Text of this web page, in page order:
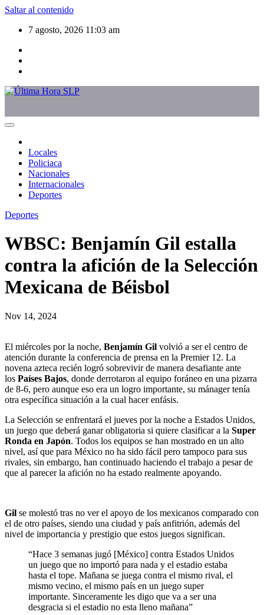
Saltar al contenido
7 agosto, 2026 11:03 am
Locales
Policiaca
Nacionales
Internacionales
Deportes
Deportes
WBSC: Benjamín Gil estalla
contra la afición de la Selección
Mexicana de Béisbol
Nov 14, 2024
El miércoles por la noche, Benjamín Gil volvió a ser el centro de
atención durante la conferencia de prensa en la Premier 12. La
novena azteca recién logró sobrevivir de manera desafiante ante
los Países Bajos, donde derrotaron al equipo foráneo en una pizarra
de 8-6, pero aunque eso era un logro importante, su mánager tenía
otra específica situación a la cual hacer enfásis.
La Selección se enfrentará el jueves por la noche a Estados Unidos,
un juego que deberá ganar obligatoria si quiere clasificar a la Super
Ronda en Japón. Todos los equipos se han mostrado en un alto
nivel, así que para México no ha sido fácil pero tampoco para sus
rivales, sin embargo, han continuado haciendo el trabajo a pesar de
que al parecer la afición no ha estado realmente apoyando.
Gil se molestó tras no ver el apoyo de los mexicanos comparado con
el de otro países, siendo una ciudad y país anfitrión, además del
nivel de importancia y prestigio que estos juegos significan.
“Hace 3 semanas jugó [México] contra Estados Unidos
un juego que no importó para nada y el estadio estaba
hasta el tope. Mañana se juega contra el mismo rival, el
mismo vecino, el mismo país en un juego super
importante. Sinceramente les digo que va a ser una
desgracia si el estadio no esta lleno mañana”